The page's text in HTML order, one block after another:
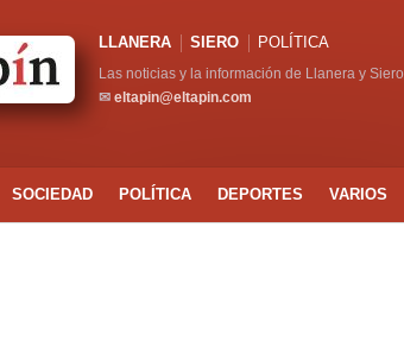
LLANERA SIERO POLÍTICA
Las noticias y la información de Llanera y Siero
✉ eltapin@eltapin.com
SOCIEDAD POLÍTICA DEPORTES VARIOS